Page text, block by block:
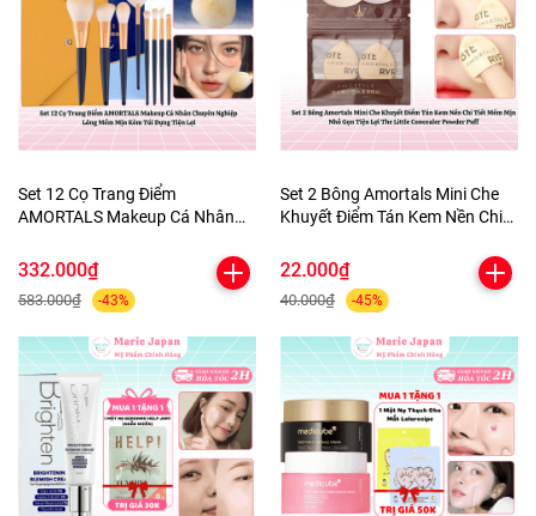
Set 12 Cọ Trang Điểm
AMORTALS Makeup Cá Nhân
Kèm Túi Đựng Tiện Lợi
332.000₫
583.000₫ -43%
Set 2 Bông Amortals Mini Che
Khuyết Điểm Tán Kem Nền Chi
The Little Concealer Powder
22.000₫
40.000₫ -45%